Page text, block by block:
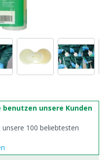
unsere Kunden
100 beliebtesten